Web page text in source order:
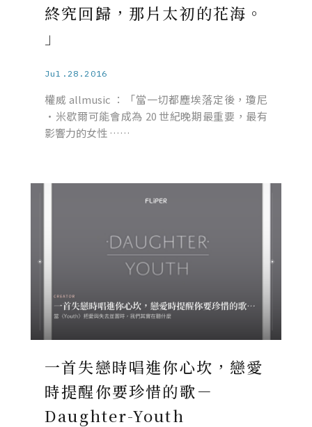
終究回歸，那片太初的花海。
」
Jul.28.2016
權威 allmusic ：「當一切都塵埃落定後，瓊尼
·米歇爾可能會成為 20 世紀晚期最重要，最有
影響力的女性 ……
一首失戀時唱進你心坎，戀愛
時提醒你要珍惜的歌－
Daughter-Youth